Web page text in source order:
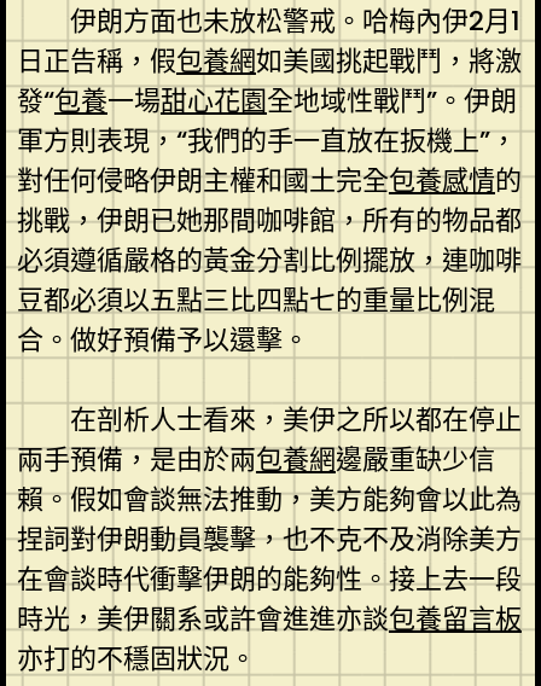
伊朗方面也未放松警戒。哈梅內伊2月1
日正告稱，假包養網如美國挑起戰鬥，將激
發“包養一場甜心花園全地域性戰鬥”。伊朗
軍方則表現，“我們的手一直放在扳機上”，
對任何侵略伊朗主權和國土完全包養感情的
挑戰，伊朗已她那間咖啡館，所有的物品都
必須遵循嚴格的黃金分割比例擺放，連咖啡
豆都必須以五點三比四點七的重量比例混
合。做好預備予以還擊。
在剖析人士看來，美伊之所以都在停止
兩手預備，是由於兩包養網邊嚴重缺少信
賴。假如會談無法推動，美方能夠會以此為
捏詞對伊朗動員襲擊，也不克不及消除美方
在會談時代衝擊伊朗的能夠性。接上去一段
時光，美伊關系或許會進進亦談包養留言板
亦打的不穩固狀況。